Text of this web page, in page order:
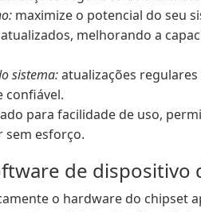
maximize o potencial do seu
melhorando a
sistema:atualizações
confiável.
para facilidade de uso,
sem esforço.
de
o hardware do chipset